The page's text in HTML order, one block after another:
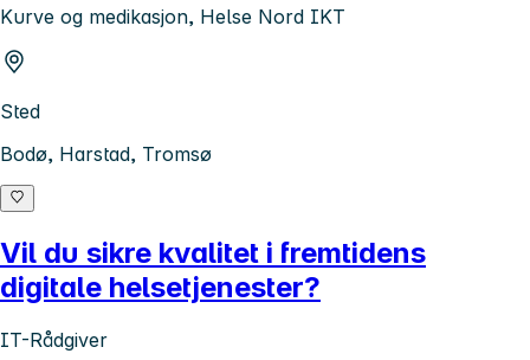
Kurve og medikasjon, Helse Nord IKT
Sted
Bodø, Harstad, Tromsø
Vil du sikre kvalitet i fremtidens
digitale helsetjenester?
IT-Rådgiver